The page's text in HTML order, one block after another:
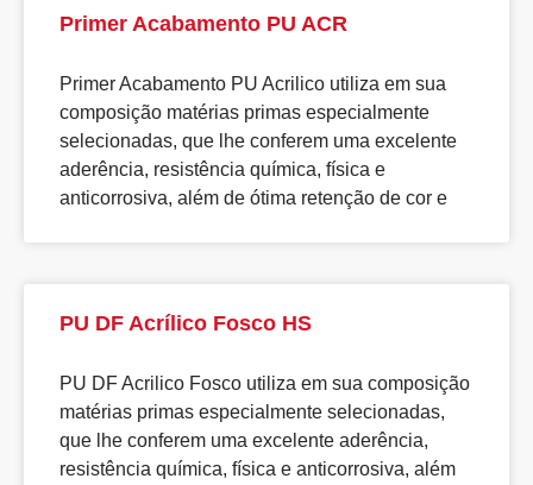
Primer Acabamento PU ACR
Primer Acabamento PU Acrilico utiliza em sua
composição matérias primas especialmente
selecionadas, que lhe conferem uma excelente
aderência, resistência química, física e
anticorrosiva, além de ótima retenção de cor e
PU DF Acrílico Fosco HS
PU DF Acrilico Fosco utiliza em sua composição
matérias primas especialmente selecionadas,
que lhe conferem uma excelente aderência,
resistência química, física e anticorrosiva, além